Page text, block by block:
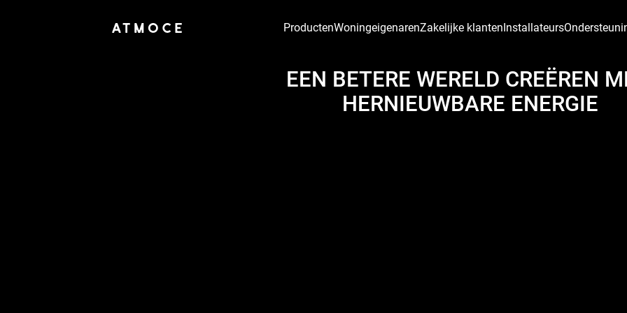
ProductenWoningeigenarenZakelijke klantenInstallateurs
EEN BETERE WERELD CREËREN
HERNIEUWBARE ENERGIE